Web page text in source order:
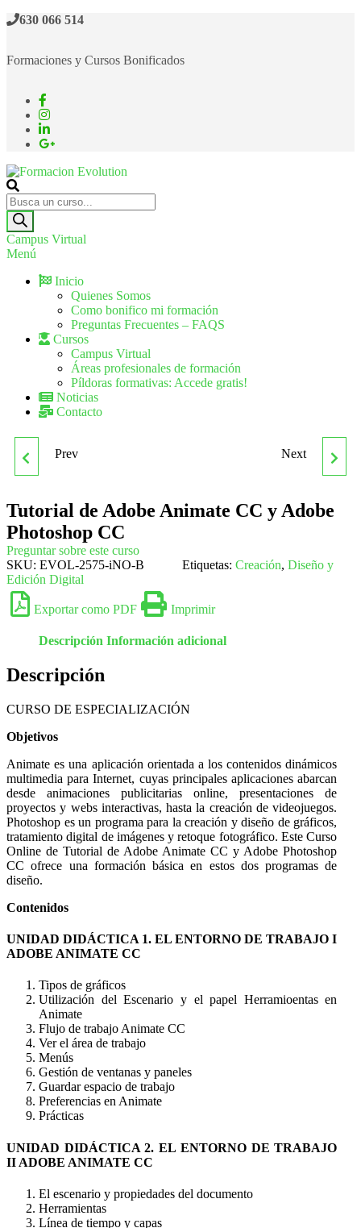
630 066 514
Formaciones y Cursos Bonificados
Formacion Evolution
Cursos de formación continua
Campus Virtual
Menú
Inicio
Quienes Somos
Como bonifico mi formación
Preguntas Frecuentes – FAQS
Cursos
Campus Virtual
Áreas profesionales de formación
Píldoras formativas: Accede gratis!
Noticias
Contacto
TUTORIAL AUDITORIA E
INFORMÁTICOS
Prev TUTORIAL DE ADOBE
Next
Tutorial de Adobe Animate CC y Adobe
Photoshop CC
Preguntar sobre este curso
SKU: EVOL-2575-iNO-B Etiquetas: Creación, Diseño y
Edición Digital
Exportar como PDF Imprimir
Descripción Información adicional
Descripción
CURSO DE ESPECIALIZACIÓN
Objetivos
Animate es una aplicación orientada a los contenidos dinámicos
multimedia para Internet, cuyas principales aplicaciones abarcan
desde animaciones publicitarias online, presentaciones de
proyectos y webs interactivas, hasta la creación de videojuegos.
Photoshop es un programa para la creación y diseño de gráficos,
tratamiento digital de imágenes y retoque fotográfico. Este Curso
Online de Tutorial de Adobe Animate CC y Adobe Photoshop
CC ofrece una formación básica en estos dos programas de
diseño.
Contenidos
UNIDAD DIDÁCTICA 1. EL ENTORNO DE TRABAJO I
ADOBE ANIMATE CC
Tipos de gráficos
Utilización del Escenario y el papel Herramioentas en
Animate
Flujo de trabajo Animate CC
Ver el área de trabajo
Menús
Gestión de ventanas y paneles
Guardar espacio de trabajo
Preferencias en Animate
Prácticas
UNIDAD DIDÁCTICA 2. EL ENTORNO DE TRABAJO
II ADOBE ANIMATE CC
El escenario y propiedades del documento
Herramientas
Línea de tiempo y capas